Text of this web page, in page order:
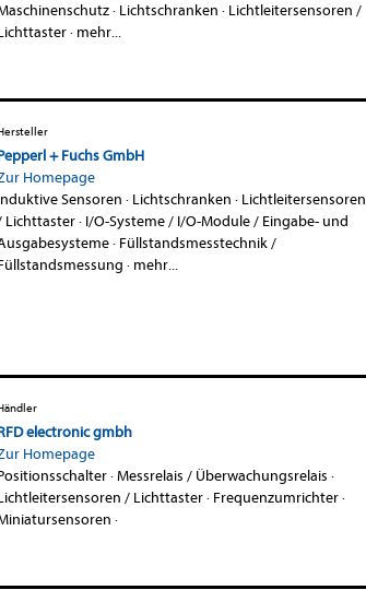
· Lichtschranken · Lichtleitersensoren /
· mehr...
+ Fuchs GmbH
Homepage
Sensoren · Lichtschranken · Lichtleitersensoren
Lichttaster· I/O-Systeme / I/O-Module / Eingabe- und
· Füllstandsmesstechnik /
· mehr...
electronic gmbh
Homepage
·Messrelais / Überwachungsrelais ·
/ Lichttaster· Frequenzumrichter·
·